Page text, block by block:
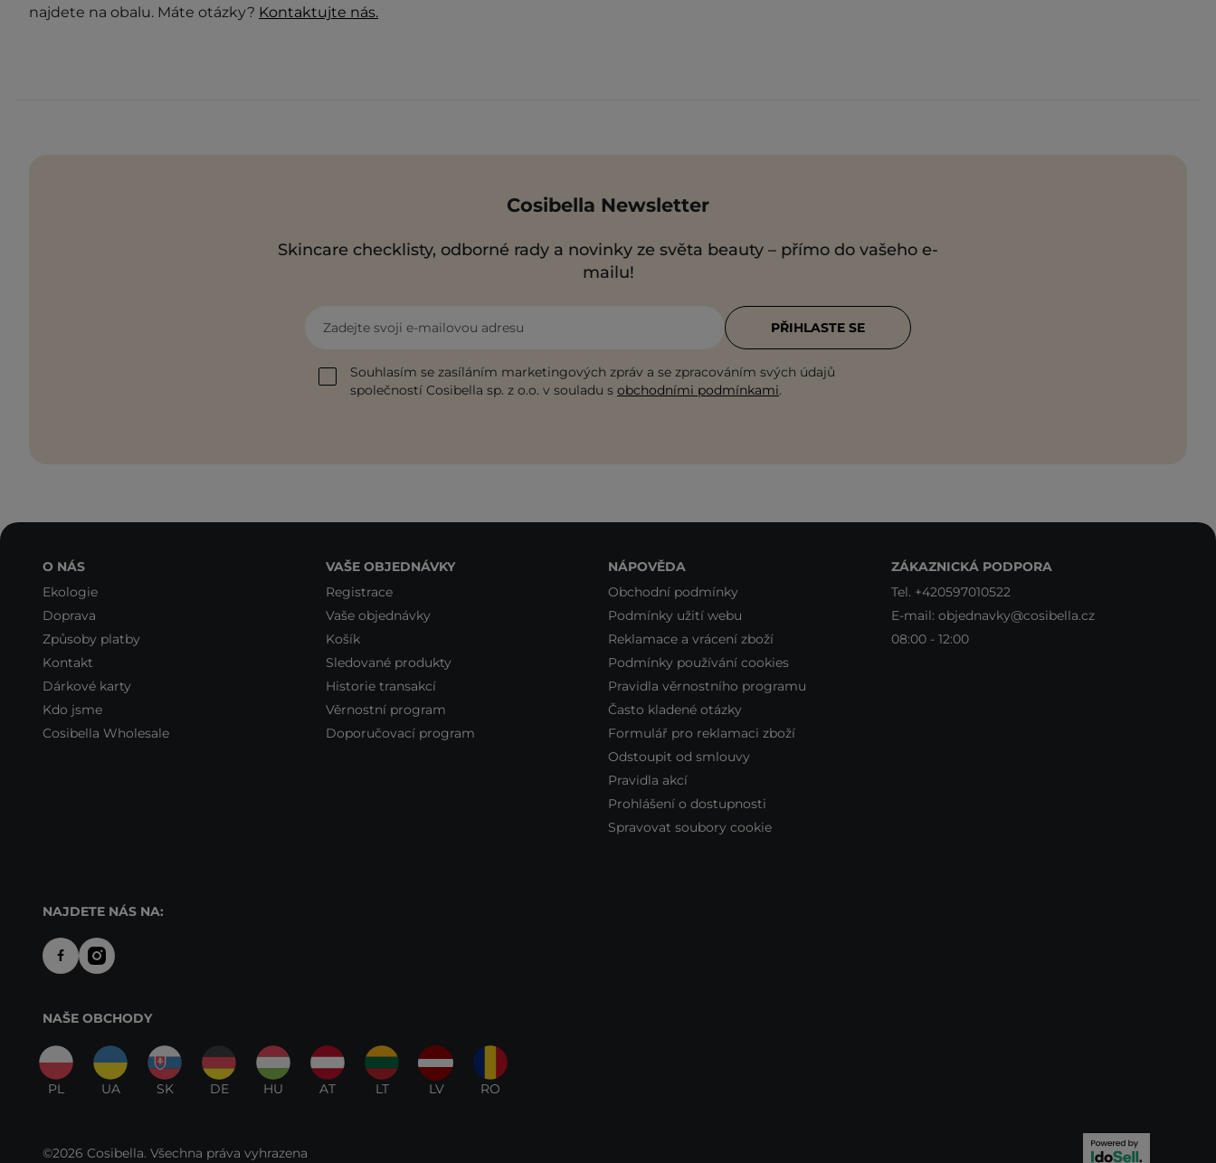
najdete na obalu. Máte otázky? Kontaktujte nás.
Cosibella Newsletter
Skincare checklisty, odborné rady a novinky ze světa beauty – přímo do vašeho e-
mailu!
Zadejte svoji e-mailovou adresu
Souhlasím se zasíláním marketingových zpráv a se zpracováním svých údajů
společností Cosibella sp. z o.o. v souladu s obchodními podmínkami.
PŘIHLASTE SE
O NÁS
Ekologie
Doprava
Způsoby platby
Kontakt
Dárkové karty
Kdo jsme
Cosibella Wholesale
VAŠE OBJEDNÁVKY
Registrace
Vaše objednávky
Košík
Sledované produkty
Historie transakcí
Věrnostní program
Doporučovací program
NÁPOVĚDA
Obchodní podmínky
Podmínky užití webu
Reklamace a vrácení zboží
Podmínky používání cookies
Pravidla věrnostního programu
Často kladené otázky
Formulář pro reklamaci zboží
Odstoupit od smlouvy
Pravidla akcí
Prohlášení o dostupnosti
Spravovat soubory cookie
ZÁKAZNICKÁ PODPORA
Tel. +420597010522
E-mail: objednavky@cosibella.cz
08:00 - 12:00
NAJDETE NÁS NA:
NAŠE OBCHODY
PL UA SK DE HU AT LT LV RO
©2026 Cosibella. Všechna práva vyhrazena